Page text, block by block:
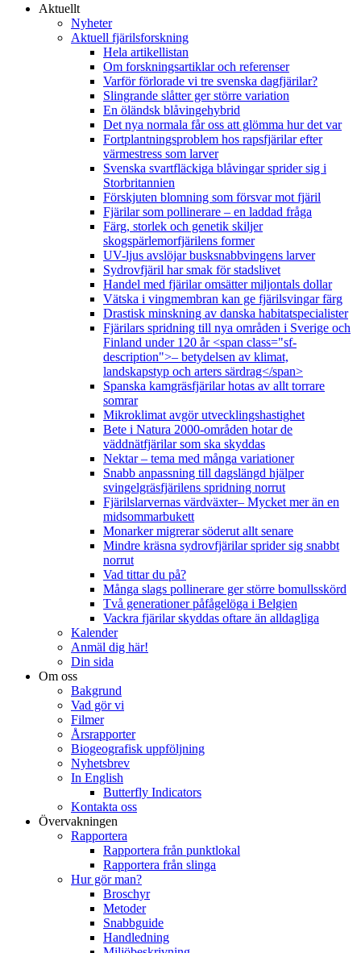
Aktuellt
Nyheter
Aktuell fjärilsforskning
Hela artikellistan
Om forskningsartiklar och referenser
Varför förlorade vi tre svenska dagfjärilar?
Slingrande slåtter ger större variation
En öländsk blåvingehybrid
Det nya normala får oss att glömma hur det var
Fortplantningsproblem hos rapsfjärilar efter
värmestress som larver
Svenska svartfläckiga blåvingar sprider sig i
Storbritannien
Förskjuten blomning som försvar mot fjäril
Fjärilar som pollinerare – en laddad fråga
Färg, storlek och genetik skiljer
skogspärlemorfjärilens former
UV-ljus avslöjar busksnabbvingens larver
Sydrovfjäril har smak för stadslivet
Handel med fjärilar omsätter miljontals dollar
Vätska i vingmembran kan ge fjärilsvingar färg
Drastisk minskning av danska habitatspecialister
Fjärilars spridning till nya områden i Sverige och
Finland under 120 år <span class="sf-
description">– betydelsen av klimat,
landskapstyp och arters särdrag</span>
Spanska kamgräsfjärilar hotas av allt torrare
somrar
Mikroklimat avgör utvecklingshastighet
Bete i Natura 2000-områden hotar de
väddnätfjärilar som ska skyddas
Nektar – tema med många variationer
Snabb anpassning till dagslängd hjälper
svingelgräsfjärilens spridning norrut
Fjärilslarvernas värdväxter– Mycket mer än en
midsommarbukett
Monarker migrerar söderut allt senare
Mindre kräsna sydrovfjärilar sprider sig snabbt
norrut
Vad tittar du på?
Många slags pollinerare ger större bomullsskörd
Två generationer påfågelöga i Belgien
Vackra fjärilar skyddas oftare än alldagliga
Kalender
Anmäl dig här!
Din sida
Om oss
Bakgrund
Vad gör vi
Filmer
Årsrapporter
Biogeografisk uppföljning
Nyhetsbrev
In English
Butterfly Indicators
Kontakta oss
Övervakningen
Rapportera
Rapportera från punktlokal
Rapportera från slinga
Hur gör man?
Broschyr
Metoder
Snabbguide
Handledning